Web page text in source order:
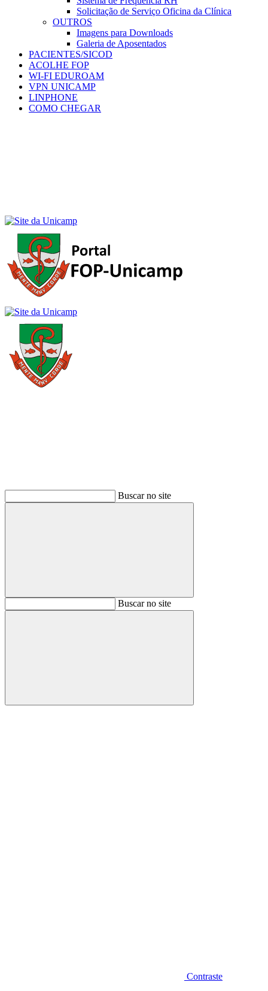
Solicitação de Serviço Oficina da Clínica
OUTROS
Imagens para Downloads
Galeria de Aposentados
PACIENTES/SICOD
ACOLHE FOP
WI-FI EDUROAM
VPN UNICAMP
LINPHONE
COMO CHEGAR
Buscar no site
BuscarBuscar no site
Buscar
Contraste